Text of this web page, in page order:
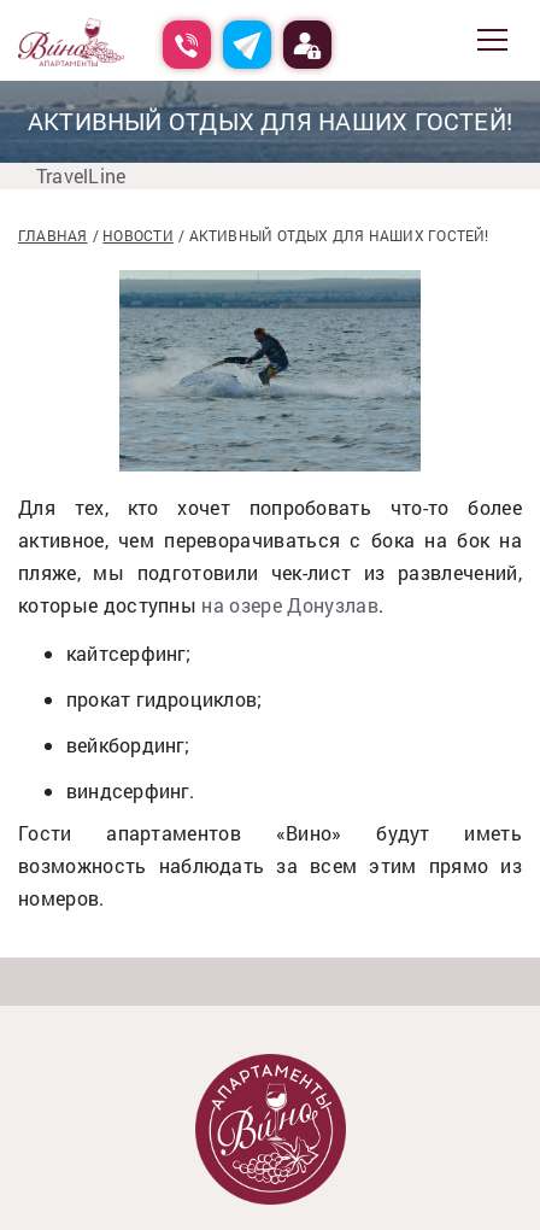
АКТИВНЫЙ ОТДЫХ ДЛЯ НАШИХ ГОСТЕЙ!
TravelLine
ГЛАВНАЯ НОВОСТИ АКТИВНЫЙ ОТДЫХ ДЛЯ НАШИХ ГОСТЕЙ!
Для тех, кто хочет попробовать что-то более
активное, чем переворачиваться с бока на бок на
пляже, мы подготовили чек-лист из развлечений,
которые доступны на озере Донузлав.
кайтсерфинг;
прокат гидроциклов;
вейкбординг;
виндсерфинг.
Гости апартаментов «Вино» будут иметь
возможность наблюдать за всем этим прямо из
номеров.